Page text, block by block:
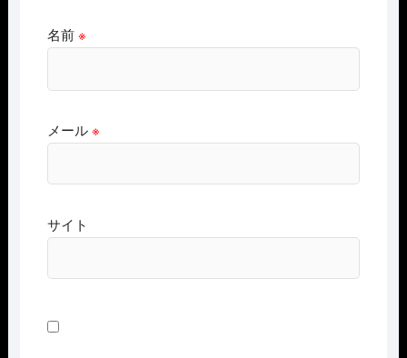
名前 ※
メール ※
サイト